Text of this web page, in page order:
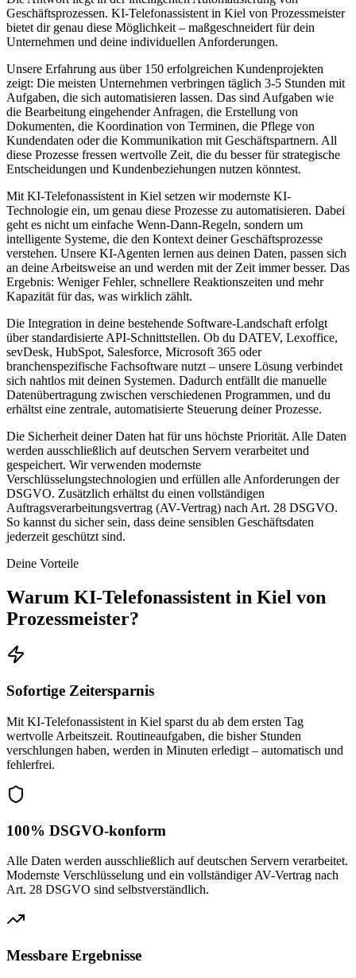
Geschäftsprozessen. KI-Telefonassistent in Kiel von Prozessmeister
bietet dir genau diese Möglichkeit – maßgeschneidert für dein
Unternehmen und deine individuellen Anforderungen.
Unsere Erfahrung aus über 150 erfolgreichen Kundenprojekten
zeigt: Die meisten Unternehmen verbringen täglich 3-5 Stunden mit
Aufgaben, die sich automatisieren lassen. Das sind Aufgaben wie
die Bearbeitung eingehender Anfragen, die Erstellung von
Dokumenten, die Koordination von Terminen, die Pflege von
Kundendaten oder die Kommunikation mit Geschäftspartnern. All
diese Prozesse fressen wertvolle Zeit, die du besser für strategische
Entscheidungen und Kundenbeziehungen nutzen könntest.
Mit KI-Telefonassistent in Kiel setzen wir modernste KI-
Technologie ein, um genau diese Prozesse zu automatisieren. Dabei
geht es nicht um einfache Wenn-Dann-Regeln, sondern um
intelligente Systeme, die den Kontext deiner Geschäftsprozesse
verstehen. Unsere KI-Agenten lernen aus deinen Daten, passen sich
an deine Arbeitsweise an und werden mit der Zeit immer besser. Das
Ergebnis: Weniger Fehler, schnellere Reaktionszeiten und mehr
Kapazität für das, was wirklich zählt.
Die Integration in deine bestehende Software-Landschaft erfolgt
über standardisierte API-Schnittstellen. Ob du DATEV, Lexoffice,
sevDesk, HubSpot, Salesforce, Microsoft 365 oder
branchenspezifische Fachsoftware nutzt – unsere Lösung verbindet
sich nahtlos mit deinen Systemen. Dadurch entfällt die manuelle
Datenübertragung zwischen verschiedenen Programmen, und du
erhältst eine zentrale, automatisierte Steuerung deiner Prozesse.
Die Sicherheit deiner Daten hat für uns höchste Priorität. Alle Daten
werden ausschließlich auf deutschen Servern verarbeitet und
gespeichert. Wir verwenden modernste
Verschlüsselungstechnologien und erfüllen alle Anforderungen der
DSGVO. Zusätzlich erhältst du einen vollständigen
Auftragsverarbeitungsvertrag (AV-Vertrag) nach Art. 28 DSGVO.
So kannst du sicher sein, dass deine sensiblen Geschäftsdaten
jederzeit geschützt sind.
Deine Vorteile
Warum KI-Telefonassistent in Kiel von
Prozessmeister?
Sofortige Zeitersparnis
Mit KI-Telefonassistent in Kiel sparst du ab dem ersten Tag
wertvolle Arbeitszeit. Routineaufgaben, die bisher Stunden
verschlungen haben, werden in Minuten erledigt – automatisch und
fehlerfrei.
100% DSGVO-konform
Alle Daten werden ausschließlich auf deutschen Servern verarbeitet.
Modernste Verschlüsselung und ein vollständiger AV-Vertrag nach
Art. 28 DSGVO sind selbstverständlich.
Messbare Ergebnisse